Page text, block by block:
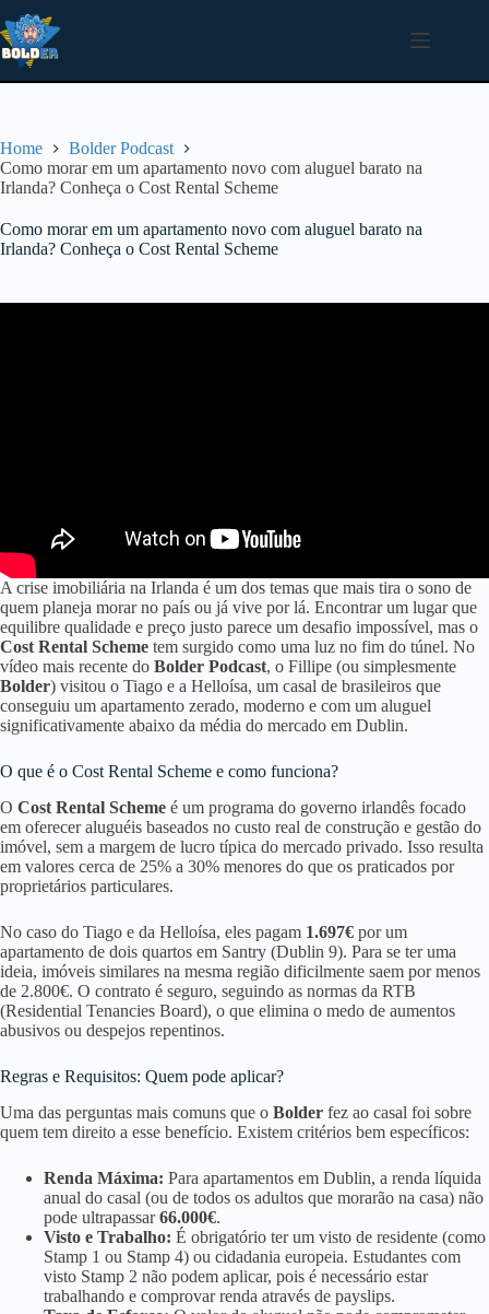
para
o
conteúdo
Home
Bolder Podcast
Como morar em um apartamento novo com aluguel barato na
Irlanda? Conheça o Cost Rental Scheme
Como morar em um apartamento novo com aluguel barato na
Irlanda? Conheça o Cost Rental Scheme
A crise imobiliária na Irlanda é um dos temas que mais tira o sono de
quem planeja morar no país ou já vive por lá. Encontrar um lugar que
equilibre qualidade e preço justo parece um desafio impossível, mas o
Cost Rental Scheme tem surgido como uma luz no fim do túnel. No
vídeo mais recente do Bolder Podcast, o Fillipe (ou simplesmente
Bolder) visitou o Tiago e a Helloísa, um casal de brasileiros que
conseguiu um apartamento zerado, moderno e com um aluguel
significativamente abaixo da média do mercado em Dublin.
O que é o Cost Rental Scheme e como funciona?
O Cost Rental Scheme é um programa do governo irlandês focado
em oferecer aluguéis baseados no custo real de construção e gestão do
imóvel, sem a margem de lucro típica do mercado privado. Isso resulta
em valores cerca de 25% a 30% menores do que os praticados por
proprietários particulares.
No caso do Tiago e da Helloísa, eles pagam 1.697€ por um
apartamento de dois quartos em Santry (Dublin 9). Para se ter uma
ideia, imóveis similares na mesma região dificilmente saem por menos
de 2.800€. O contrato é seguro, seguindo as normas da RTB
(Residential Tenancies Board), o que elimina o medo de aumentos
abusivos ou despejos repentinos.
Regras e Requisitos: Quem pode aplicar?
Uma das perguntas mais comuns que o Bolder fez ao casal foi sobre
quem tem direito a esse benefício. Existem critérios bem específicos:
Renda Máxima: Para apartamentos em Dublin, a renda líquida
anual do casal (ou de todos os adultos que morarão na casa) não
pode ultrapassar66.000€.
Visto e Trabalho: É obrigatório ter um visto de residente (como
Stamp 1 ou Stamp 4) ou cidadania europeia. Estudantes com
visto Stamp 2 não podem aplicar, pois é necessário estar
trabalhando e comprovar renda através de payslips.